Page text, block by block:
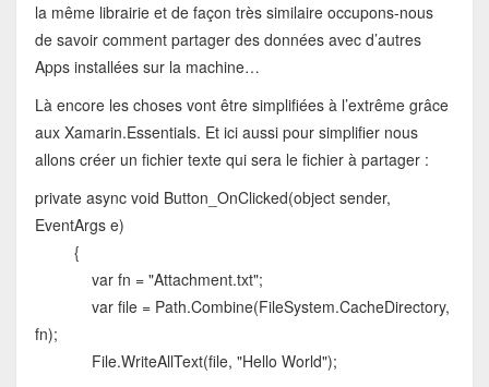
la même librairie et de façon très similaire occupons-nous
de savoir comment partager des données avec d’autres
Apps installées sur la machine…
Là encore les choses vont être simplifiées à l’extrême grâce
aux Xamarin.Essentials. Et ici aussi pour simplifier nous
allons créer un fichier texte qui sera le fichier à partager :
private async void Button_OnClicked(object sender,
EventArgs e)
{
var fn = "Attachment.txt";
var file = Path.Combine(FileSystem.CacheDirectory,
fn);
File.WriteAllText(file, "Hello World");